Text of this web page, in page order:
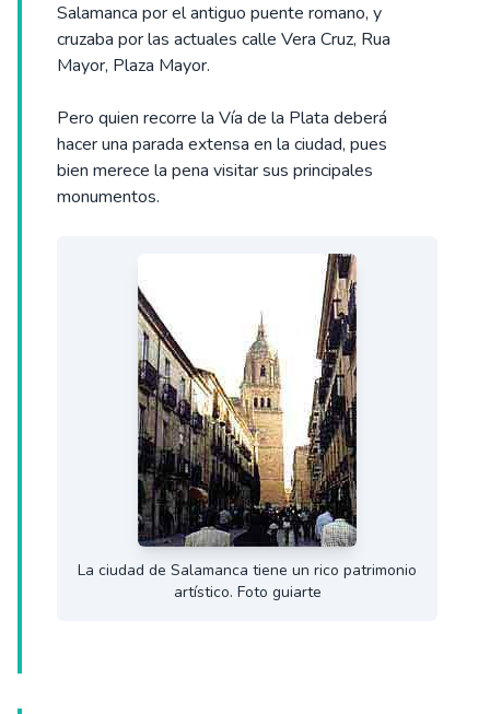
Salamanca por el antiguo puente romano, y
cruzaba por las actuales calle Vera Cruz, Rua
Mayor, Plaza Mayor.
Pero quien recorre la Vía de la Plata deberá
hacer una parada extensa en la ciudad, pues
bien merece la pena visitar sus principales
monumentos.
La ciudad de Salamanca tiene un rico patrimonio
artístico. Foto guiarte